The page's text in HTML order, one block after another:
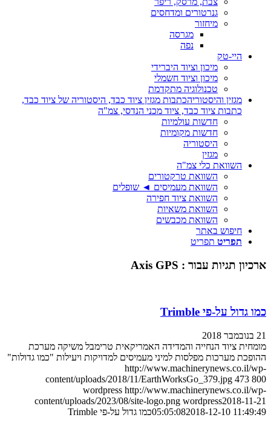
גנרטורים ומדחסים
מיחזור
מגרסה
נפה
היי-טק
מיכון וציוד היברידי
מיכון וציוד חשמלי
טכנולוגיה מתקדמת
מגזין והיסטוריהכתבות מגזין ציוד כבד, היסטוריה של ציוד כבד,
כתבות ציוד כבד, ציוד מכני הנדסי, צמ"ה
חדשות עולמיות
חדשות מקומיות
היסטוריה
מגזין
השוואת כלי צמ"ה
השוואת טרקטורים
השוואת מעמיסים ◄ שופלים
השוואת ציוד חפירה
השוואת משאיות
השוואת מכבשים
חיפוש באתר
תפריט תפריט
ארכיון תגיות עבור : Axis GPS
כמו גדול על-פי Trimble
21 בנובמבר 2018
מומחית ציוד הנחייה והמדידה האמריקאית טרימבל משיקה מערכת
ההופכת מערכות מפלסות למיני מעמיסים למדויקות ויעילות "כמו גדולות"
http://www.machinerynews.co.il/wp-
content/uploads/2018/11/EarthWorksGo_379.jpg 473 800
wordpress http://www.machinerynews.co.il/wp-
content/uploads/2023/08/site-logo.png wordpress2018-11-21
05:05:082018-12-10 11:49:49
כמו גדול על-פי Trimble